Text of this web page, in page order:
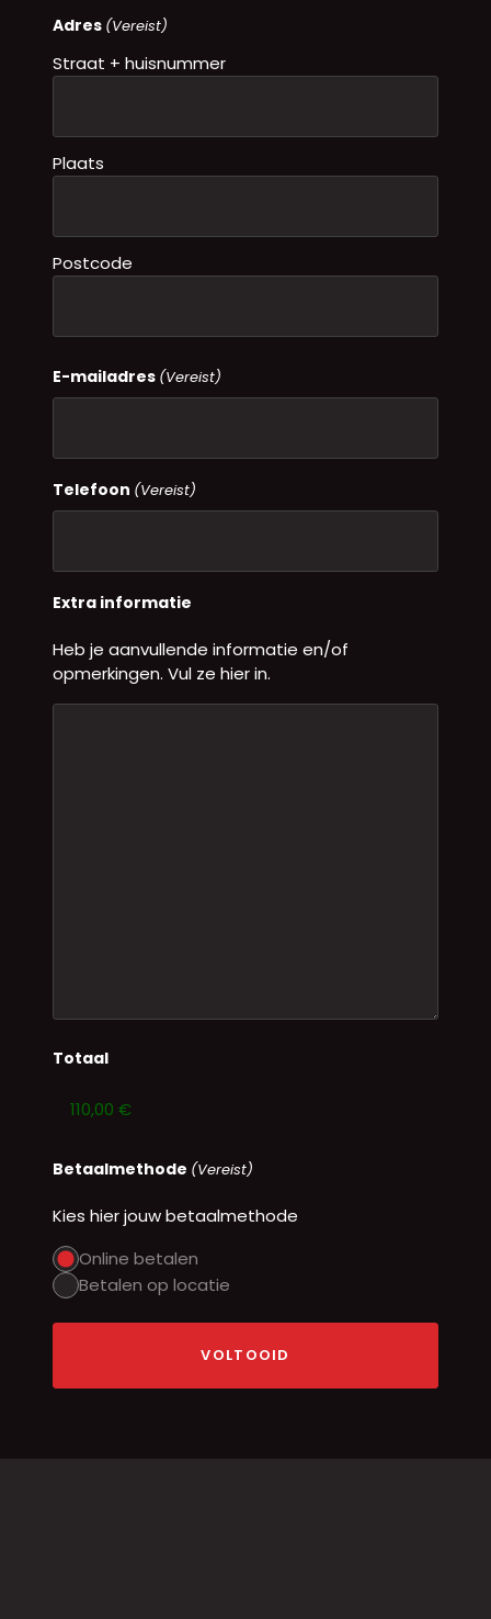
Adres (Vereist)
Straat + huisnummer
Plaats
Postcode
E-mailadres (Vereist)
Telefoon (Vereist)
Extra informatie
Heb je aanvullende informatie en/of
opmerkingen. Vul ze hier in.
Totaal
Betaalmethode (Vereist)
Kies hier jouw betaalmethode
Online betalen
Betalen op locatie